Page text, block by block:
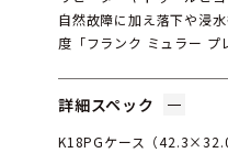
自然故障に加え落下や浸
度「フランク ミュラー プ
詳細スペック
K18PGケース（